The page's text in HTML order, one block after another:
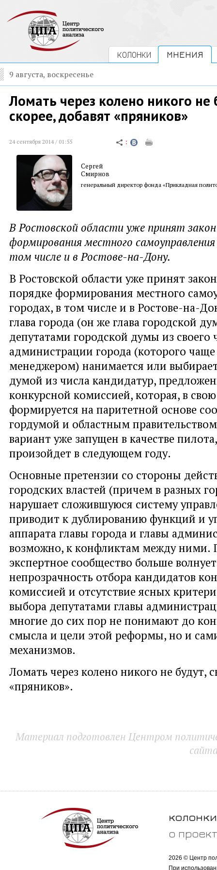
КОЛОНКИ МНЕНИЯ
9 августа, воскресенье
Ломать через колено никого не
скорее, добавят «пряников»
24 сентября 2014 / 01:55
Сергей
Смирнов
генеральный директор фонда «Прикладная
В Ростовской области уже принят
формирования местного самоуправления
том числе и в Ростове-на-Дону.
В Ростовской области уже принят
порядке формирования местного
городах, в том числе и в Ростове-на-
глава города (он же глава городской
депутатами городской думы из своего
администрации города (которого
менеджером) нанимается или
думой из числа кандидатур,
конкурсной комиссией, которая, в
формируется на паритетной основе
гордумой и областным
вариант уже запущен в качестве
произойдет в следующем году.
Основные претензии со стороны
городских властей (причем в разных
нарушает сложившуюся систему
приводит к дублированию функций и
аппарата главы города и главы
возможно, к конфликтам между ними.
экспертное сообщество больше
непрозрачность отбора кандидатов
комиссией и отсутствие ясных
выбора депутатами главы
многие до сих пор не понимают до
смысла и цели этой реформы, но и
механизмов.
Ломать через колено никого не будут,
«пряников».
Материал подготовлен Центром
колонки
о
2026 © Центр
При